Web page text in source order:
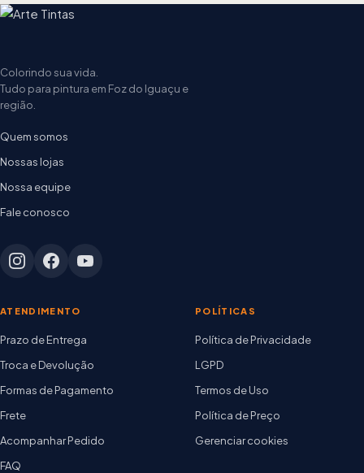
Colorindo sua vida.
Tudo para pintura em Foz do Iguaçu e
região.
Quem somos
Nossas lojas
Nossa equipe
Fale conosco
ATENDIMENTO
Prazo de Entrega
Troca e Devolução
Formas de Pagamento
Frete
Acompanhar Pedido
FAQ
POLÍTICAS
Política de Privacidade
LGPD
Termos de Uso
Política de Preço
Gerenciar cookies